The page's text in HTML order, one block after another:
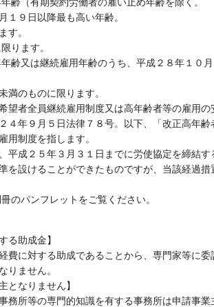
１９日以降最も高い年齢。
す。
ります。
齢又は継続雇用年齢のうち、平成２８年１０
満のものに限ります。
望者全員継続雇用制度又は高年齢者等の雇用の
４年９月５日法律７８号。以下、「改正高年齢
用制度を指します。
平成２５年３月３１日までに労使協定を締結す
を設けることができたものですが、当該経過措
のパンフレットをご覧ください。
る助成金】
費に対する助成であることから、専門家等に委
りません。
となりません】
務所等の専門的知識を有する事務所は申請事業